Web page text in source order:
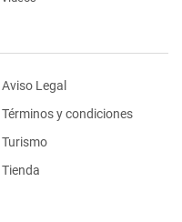
Aviso Legal
Términos y condiciones
Turismo
Tienda